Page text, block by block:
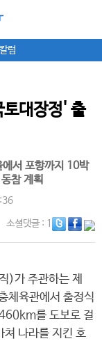
럼
대장정' 출
서 포항까지 10박
참 계획
소셜댓글: 1
)가 주관하는 제
체육관에서 출정식
를 도보로 걸
나라를 지킨 호